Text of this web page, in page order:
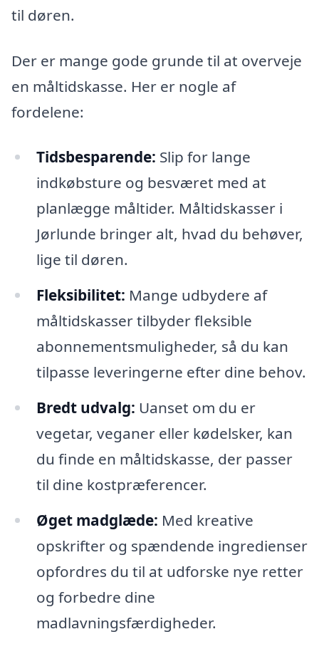
til døren.
Der er mange gode grunde til at overveje
en måltidskasse. Her er nogle af
fordelene:
Tidsbesparende: Slip for lange
indkøbsture og besværet med at
planlægge måltider. Måltidskasser i
Jørlunde bringer alt, hvad du behøver,
lige til døren.
Fleksibilitet: Mange udbydere af
måltidskasser tilbyder fleksible
abonnementsmuligheder, så du kan
tilpasse leveringerne efter dine behov.
Bredt udvalg: Uanset om du er
vegetar, veganer eller kødelsker, kan
du finde en måltidskasse, der passer
til dine kostpræferencer.
Øget madglæde: Med kreative
opskrifter og spændende ingredienser
opfordres du til at udforske nye retter
og forbedre dine
madlavningsfærdigheder.